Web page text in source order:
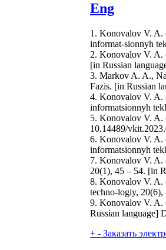
Eng
1. Konovalov V. A.
informat-sionnyh
2. Konovalov V. A.
[in Russian
3. Markov A. A.,
Fazis. [in Russian
4. Konovalov V. A.
informatsionnyh
5. Konovalov V. A.
10.14489/
6. Konovalov V. A.
informatsionnyh
7. Konovalov V. A.
20(1), 45 – 54. [in
8. Konovalov V. A.
techno-logiy,
9. Konovalov V. A.
Russian language]
+ - Заказать